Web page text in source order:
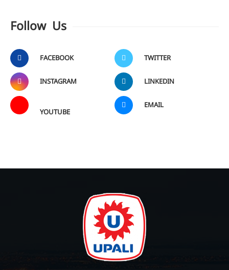
Follow Us
FACEBOOK TWITTER
INSTAGRAM LINKEDIN
YOUTUBE
EMAIL